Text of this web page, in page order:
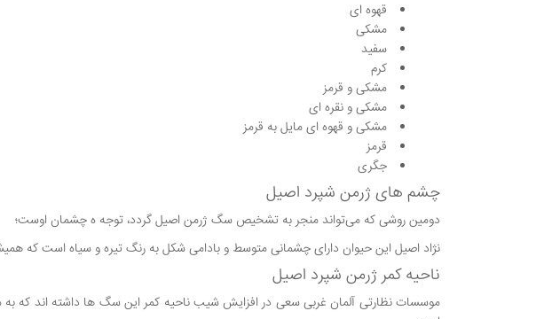
قهوه‌ ای
مشکی
سفید
کرم
مشکی و قرمز
مشکی و نقره ای
مشکی و قهوه ای مایل به قرمز
قرمز
جگری
چشم های ژرمن شپرد اصیل
دومین روشی که می‌تواند منجر به تشخیص سگ ژرمن اصیل گردد، توجه ه چشمان اوست؛
نژاد اصیل این حیوان دارای چشمانی متوسط و بادامی شکل به رنگ تیره و سیاه است که
ناحیه کمر ژرمن شپرد اصیل
موسسات نظارتی آلمان غربی سعی در افزایش شیب ناحیه کمر این سگ ها داشته اند که